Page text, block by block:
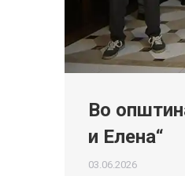
Во
и Елена“
03.06.2026